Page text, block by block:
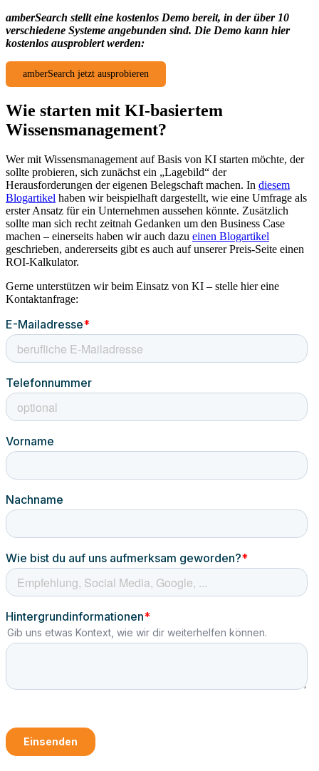
amberSearch stellt eine kostenlos Demo bereit, in der über 10
verschiedene Systeme angebunden sind. Die Demo kann hier
kostenlos ausprobiert werden:
amberSearch jetzt ausprobieren
Wie starten mit KI-basiertem
Wissensmanagement?
Wer mit Wissensmanagement auf Basis von KI starten möchte, der
sollte probieren, sich zunächst ein „Lagebild“ der
Herausforderungen der eigenen Belegschaft machen. In diesem
Blogartikel haben wir beispielhaft dargestellt, wie eine Umfrage als
erster Ansatz für ein Unternehmen aussehen könnte. Zusätzlich
sollte man sich recht zeitnah Gedanken um den Business Case
machen – einerseits haben wir auch dazu einen Blogartikel
geschrieben, andererseits gibt es auch auf unserer Preis-Seite einen
ROI-Kalkulator.
Gerne unterstützen wir beim Einsatz von KI – stelle hier eine
Kontaktanfrage: